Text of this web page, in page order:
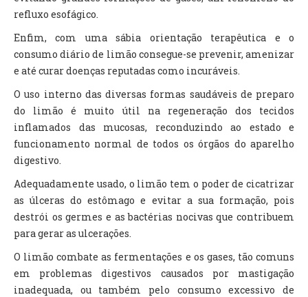
refluxo esofágico.
Enfim, com uma sábia orientação terapêutica e o
consumo diário de limão consegue-se prevenir, amenizar
e até curar doenças reputadas como incuráveis.
O uso interno das diversas formas saudáveis de preparo
do limão é muito útil na regeneração dos tecidos
inflamados das mucosas, reconduzindo ao estado e
funcionamento normal de todos os órgãos do aparelho
digestivo.
Adequadamente usado, o limão tem o poder de cicatrizar
as úlceras do estômago e evitar a sua formação, pois
destrói os germes e as bactérias nocivas que contribuem
para gerar as ulcerações.
O limão combate as fermentações e os gases, tão comuns
em problemas digestivos causados por mastigação
inadequada, ou também pelo consumo excessivo de